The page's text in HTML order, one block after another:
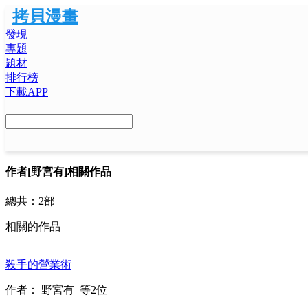
拷貝漫畫
發現
專題
題材
排行榜
下載APP
作者[野宮有]相關作品
總共： 2部
相關的作品
殺手的營業術
作者： 野宮有 等2位